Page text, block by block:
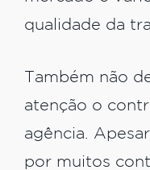
qualidade da
Também não
atenção o
agência.
por muitos